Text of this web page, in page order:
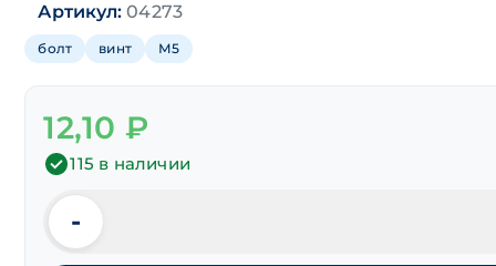
Артикул: 04273
болт винт М5
12,10 ₽
115 в наличии
Количество
товара
-